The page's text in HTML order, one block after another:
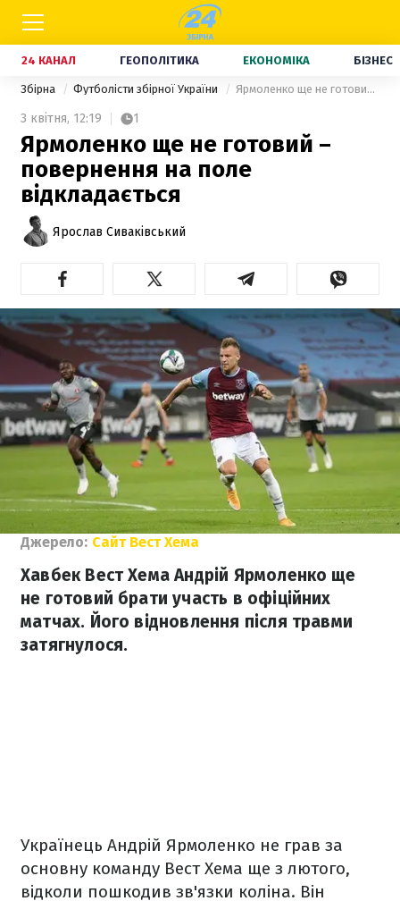
24 КАНАЛ ГЕОПОЛІТИКА ЕКОНОМІКА БІЗНЕС
Збірна Футболісти збірної України Ярмоленко ще не готовий – повернення на поле відкладається
3 квітня, 12:19 1
Ярмоленко ще не готовий –
повернення на поле
відкладається
Ярослав Сиваківський
Джерело: Сайт Вест Хема
Хавбек Вест Хема Андрій Ярмоленко ще
не готовий брати участь в офіційних
матчах. Його відновлення після травми
затягнулося.
Українець Андрій Ярмоленко не грав за
основну команду Вест Хема ще з лютого,
відколи пошкодив зв'язки коліна. Він